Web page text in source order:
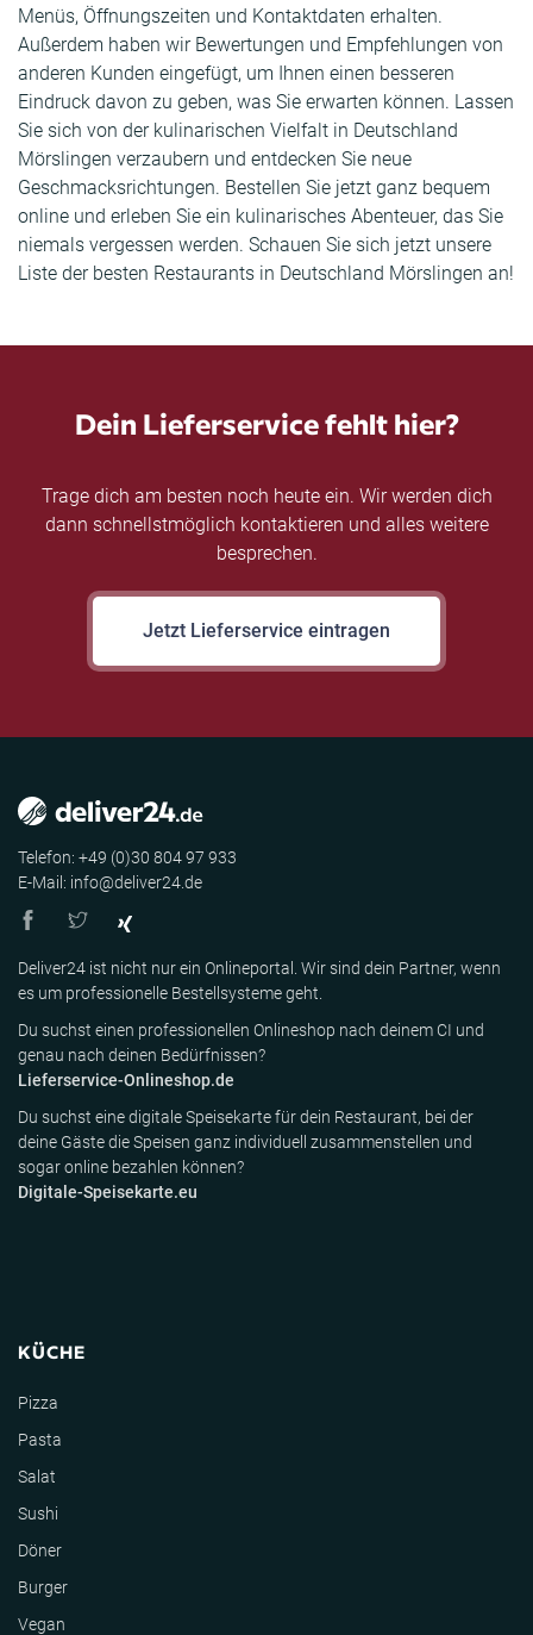
Menüs, Öffnungszeiten und Kontaktdaten erhalten.
Außerdem haben wir Bewertungen und Empfehlungen von
anderen Kunden eingefügt, um Ihnen einen besseren
Eindruck davon zu geben, was Sie erwarten können. Lassen
Sie sich von der kulinarischen Vielfalt in Deutschland
Mörslingen verzaubern und entdecken Sie neue
Geschmacksrichtungen. Bestellen Sie jetzt ganz bequem
online und erleben Sie ein kulinarisches Abenteuer, das Sie
niemals vergessen werden. Schauen Sie sich jetzt unsere
Liste der besten Restaurants in Deutschland Mörslingen an!
Dein Lieferservice fehlt hier?
Trage dich am besten noch heute ein. Wir werden dich
dann schnellstmöglich kontaktieren und alles weitere
besprechen.
Jetzt Lieferservice eintragen
Telefon: +49 (0)30 804 97 933
E-Mail: info@deliver24.de
Deliver24 ist nicht nur ein Onlineportal. Wir sind dein Partner, wenn
es um professionelle Bestellsysteme geht.
Du suchst einen professionellen Onlineshop nach deinem CI und
genau nach deinen Bedürfnissen?
Lieferservice-Onlineshop.de
Du suchst eine digitale Speisekarte für dein Restaurant, bei der
deine Gäste die Speisen ganz individuell zusammenstellen und
sogar online bezahlen können?
Digitale-Speisekarte.eu
KÜCHE
Pizza
Pasta
Salat
Sushi
Döner
Burger
Vegan